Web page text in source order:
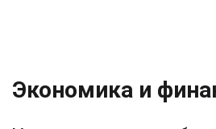
Экономика и